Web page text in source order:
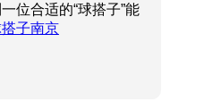
位合适的“球搭子”能
子南京